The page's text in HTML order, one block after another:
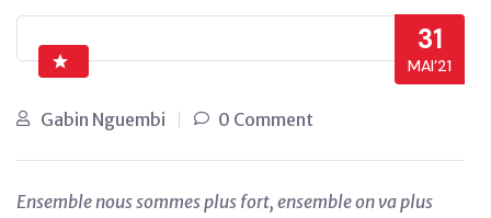
31
MAI’21
Gabin Nguembi 0 Comment
Ensemble nous sommes plus fort, ensemble on va plus